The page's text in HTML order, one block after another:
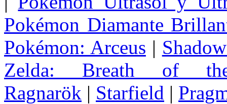
Pokémon Diamante
Pokémon: Arceus |
Zelda: Breath of
Ragnarök | Starfield |